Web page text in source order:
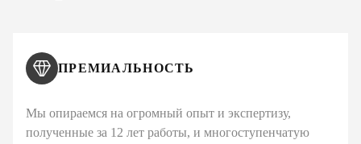
ПРЕМИАЛЬНОСТЬ
Мы опираемся на огромный опыт и экспертизу,
полученные за 12 лет работы, и многоступенчатую